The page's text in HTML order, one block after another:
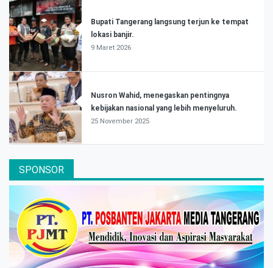
Bupati Tangerang langsung terjun ke tempat
lokasi banjir.
9 Maret 2026
Nusron Wahid, menegaskan pentingnya
kebijakan nasional yang lebih menyeluruh.
25 November 2025
SPONSOR